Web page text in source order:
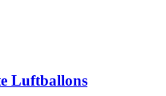
Luftballons